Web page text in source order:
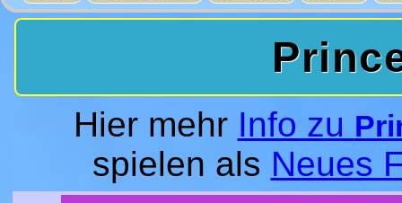
Hier mehr Info zu
spielen als Neues